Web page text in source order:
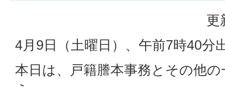
更
4月9日（土曜日）、午前7時40分
本日は、戸籍謄本事務とその他